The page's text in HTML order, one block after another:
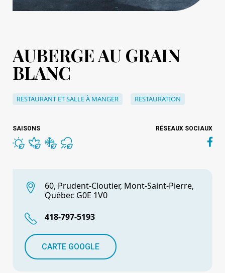
AUBERGE AU GRAIN
BLANC
RESTAURANT ET SALLE À MANGER RESTAURATION
SAISONS RÉSEAUX SOCIAUX
60, Prudent-Cloutier, Mont-Saint-Pierre,
Québec G0E 1V0
418-797-5193
CARTE GOOGLE